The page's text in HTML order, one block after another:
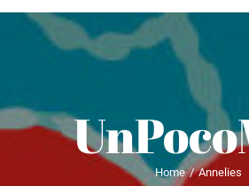
Home Annelies